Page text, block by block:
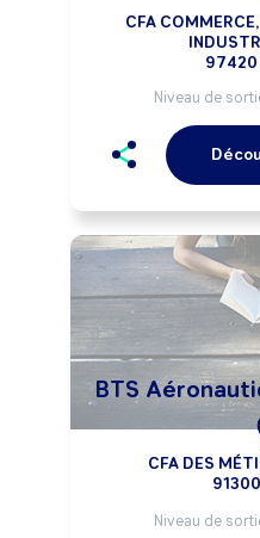
CFA
97420
Niveau de
BTS
CFA DES
Niveau de